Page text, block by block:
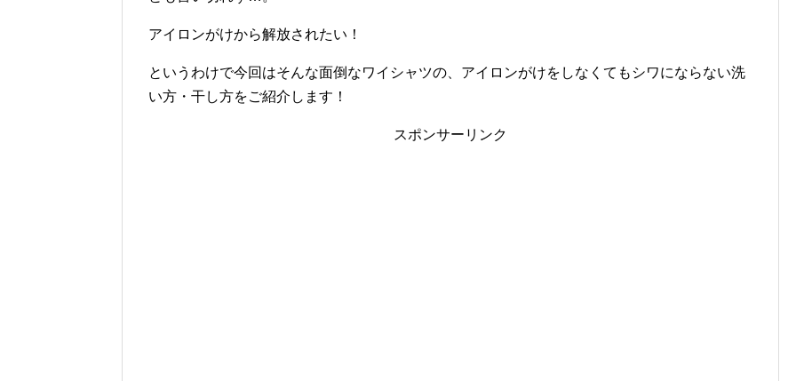
アイロンがけから解放されたい！
というわけで今回はそんな面倒なワイシャツの、アイロンがけをしなくてもシワにならない洗
い方・干し方をご紹介します！
スポンサーリンク